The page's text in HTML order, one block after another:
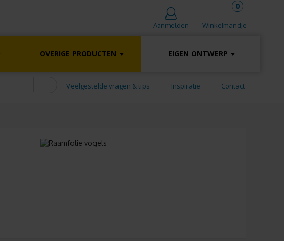
Aanmelden Winkelmandje
0
OVERIGE PRODUCTEN EIGEN ONTWERP
Veelgestelde vragen & tips Inspiratie Contact